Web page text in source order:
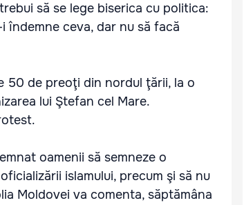
să se lege biserica cu politica:
îndemne ceva, dar nu să facă
50 de preoţi din nordul ţării, la o
lui Ştefan cel Mare.
oamenii să semneze o
islamului, precum şi să nu
Moldovei va comenta, săptămâna